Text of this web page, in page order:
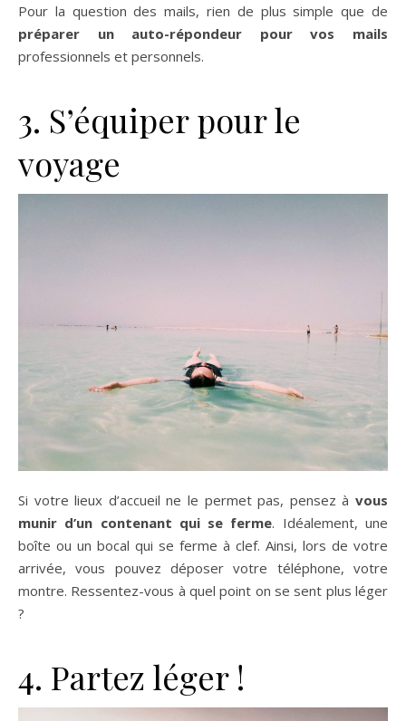
Pour la question des mails, rien de plus simple que de
préparer un auto-répondeur pour vos mails
professionnels et personnels.
3. S’équiper pour le
voyage
Si votre lieux d’accueil ne le permet pas, pensez à vous
munir d’un contenant qui se ferme. Idéalement, une
boîte ou un bocal qui se ferme à clef. Ainsi, lors de votre
arrivée, vous pouvez déposer votre téléphone, votre
montre. Ressentez-vous à quel point on se sent plus léger
?
4. Partez léger !